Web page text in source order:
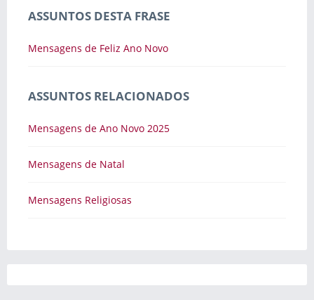
ASSUNTOS DESTA FRASE
Mensagens de Feliz Ano Novo
ASSUNTOS RELACIONADOS
Mensagens de Ano Novo 2025
Mensagens de Natal
Mensagens Religiosas